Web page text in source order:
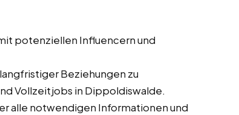
potenziellen Influencern und
Beziehungen zu
Vollzeitjobs in Dippoldiswalde.
alle notwendigen Informationen und